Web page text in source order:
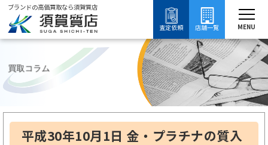
ブランドの高価買取なら須賀質店
査定依頼
店舗一覧 MENU
ブランド買取 買取コラム 質入れ・質預かり 金・プラチナの質入れについて知る
買取コラム
平成30年10月1日 金・プラチナの質入